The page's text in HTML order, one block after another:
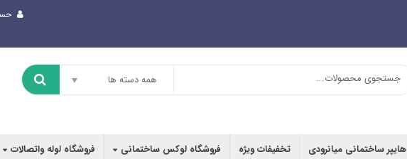
همه دسته ها
هایپر ساختمانی میانرودی تخفیفات ویژه فروشگاه لوکس ساختمانی فروشگاه لوله واتصالات